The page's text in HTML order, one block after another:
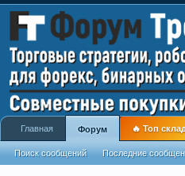
Главная Форум
Поиск сообщений Последние
🔥 Топ